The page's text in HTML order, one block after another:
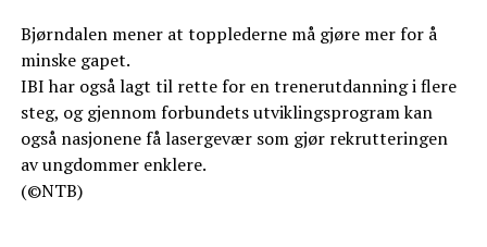
Bjørndalen mener at topplederne må gjøre mer for å
minske gapet.
IBI har også lagt til rette for en trenerutdanning i flere
steg, og gjennom forbundets utviklingsprogram kan
også nasjonene få lasergevær som gjør rekrutteringen
av ungdommer enklere.
(©NTB)